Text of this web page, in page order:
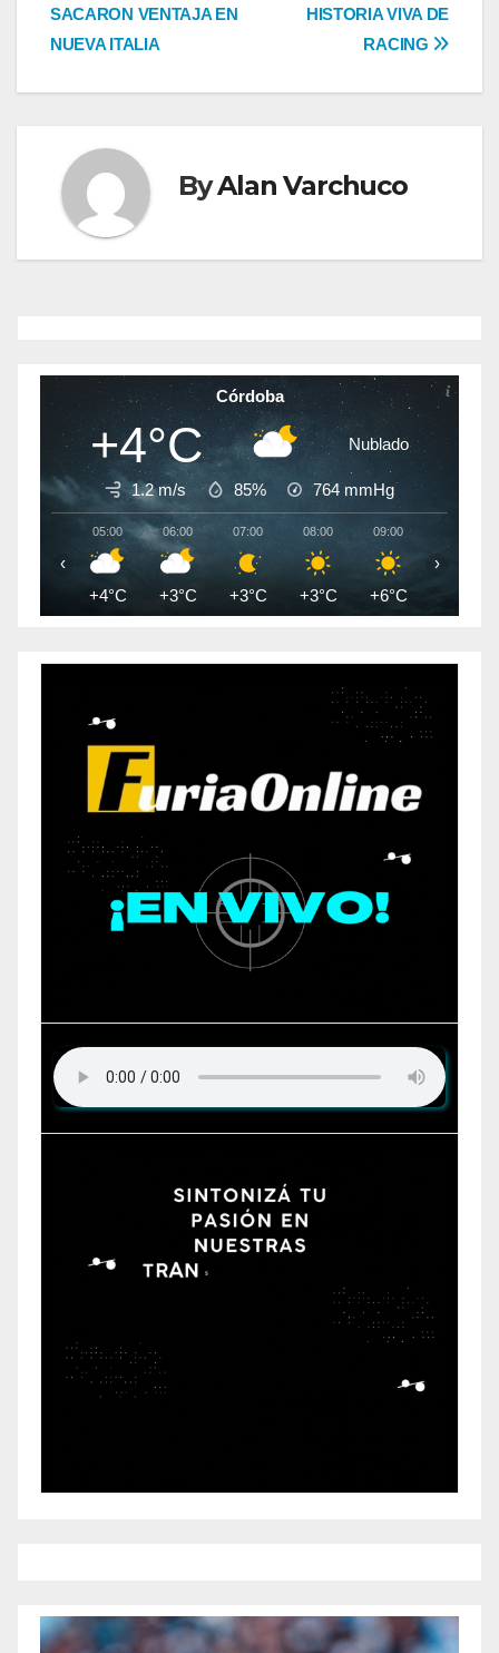
entradas
HISTORIA VIVA DE
RACING
SACARON VENTAJA EN
NUEVA ITALIA
ByAlan Varchuco
Córdoba
+4°C Nublado
1.2 m/s 85% 764 mmHg
05:00
+4°C
06:00
+3°C
07:00
+3°C
08:00
+3°C
09:00
+6°C +9°C
‹ ›